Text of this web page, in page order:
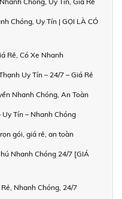
Chóng, Uy Tín | GỌI LÀ CÓ
Rẻ, Có Xe Nhanh
Uy Tín – 24/7 – Giá Rẻ
Nhanh Chóng, An Toàn
Uy Tín – Nhanh Chóng
gói, giá rẻ, an toàn
Nhanh Chóng 24/7 [GIÁ
Nhanh Chóng, 24/7